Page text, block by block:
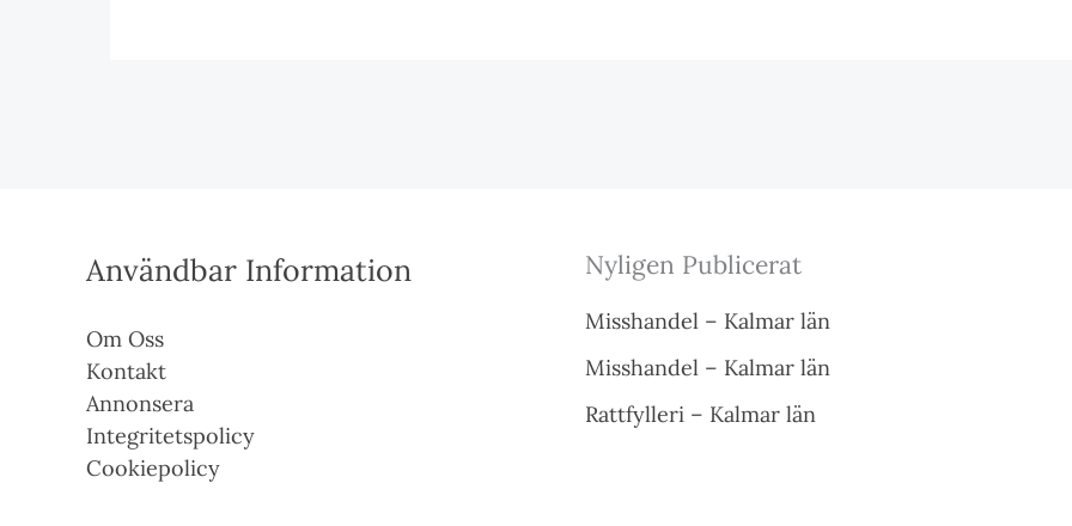
Användbar Information
Om Oss
Kontakt
Annonsera
Integritetspolicy
Cookiepolicy
Nyligen Publicerat
Misshandel – Kalmar län
Misshandel – Kalmar län
Rattfylleri – Kalmar län